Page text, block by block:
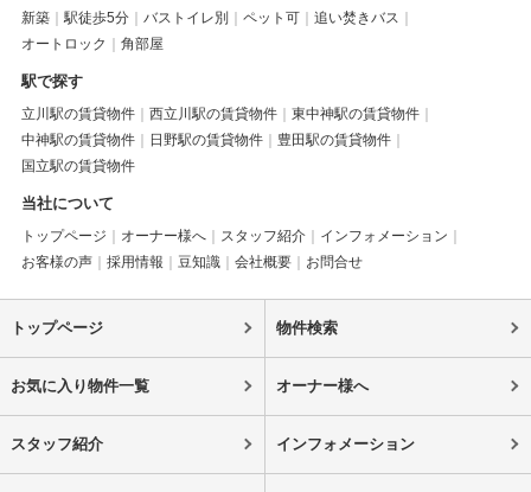
新築 駅徒歩5分 バストイレ別 ペット可
追い焚きバス
オートロック
角部屋
駅で探す
立川駅の賃貸物件 西立川駅の賃貸物件
東中神駅の賃貸物件
中神駅の賃貸物件
日野駅の賃貸物件
豊田駅の賃貸物件
国立駅の賃貸物件
当社について
トップページ オーナー様へ スタッフ紹介
インフォメーション
お客様の声
採用情報 豆知識 会社概要 お問合せ
トップページ 物件検索
お気に入り物件一覧 オーナー様へ
スタッフ紹介 インフォメーション